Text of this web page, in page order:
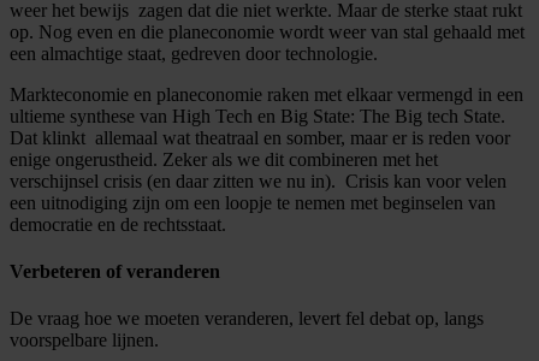
weer het bewijs zagen dat die niet werkte. Maar de sterke staat rukt
op. Nog even en die planeconomie wordt weer van stal gehaald met
een almachtige staat, gedreven door technologie.
Markteconomie en planeconomie raken met elkaar vermengd in een
ultieme synthese van High Tech en Big State: The Big tech State.
Dat klinkt allemaal wat theatraal en somber, maar er is reden voor
enige ongerustheid. Zeker als we dit combineren met het
verschijnsel crisis (en daar zitten we nu in). Crisis kan voor velen
een uitnodiging zijn om een loopje te nemen met beginselen van
democratie en de rechtsstaat.
Verbeteren of veranderen
De vraag hoe we moeten veranderen, levert fel debat op, langs
voorspelbare lijnen.